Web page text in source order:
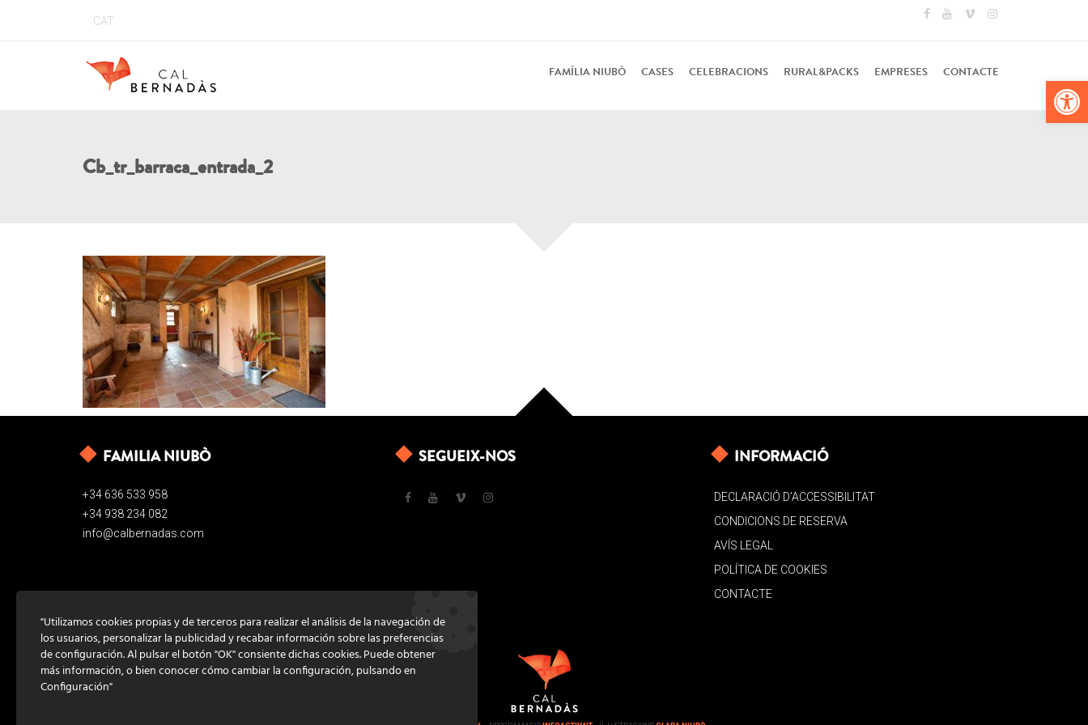
CAT
FAMÍLIA NIUBÒ CASES CELEBRACIONS RURAL&PACKS EMPRESES CONTACTE
Cb_tr_barraca_entrada_2
FAMILIA NIUBÒ
+34 636 533 958
+34 938 234 082
info@calbernadas.com
SEGUEIX-NOS INFORMACIÓ
DECLARACIÓ D’ACCESSIBILITAT
CONDICIONS DE RESERVA
AVÍS LEGAL
POLÍTICA DE COOKIES
CONTACTE
"Utilizamos cookies propias y de terceros para realizar el análisis de la navegación de
los usuarios, personalizar la publicidad y recabar información sobre las preferencias
de configuración. Al pulsar el botón "OK" consiente dichas cookies. Puede obtener
más información, o bien conocer cómo cambiar la configuración, pulsando en
Configuración"